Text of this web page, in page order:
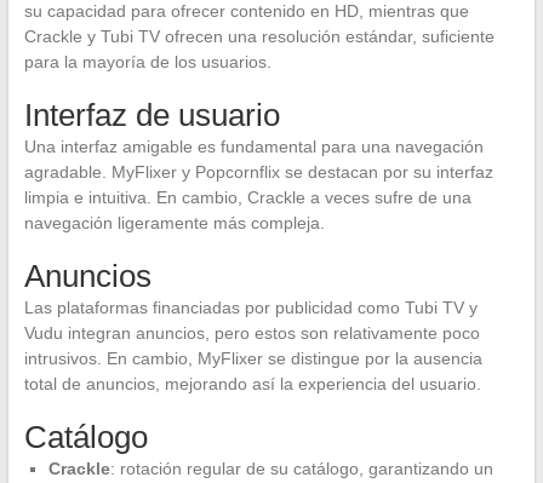
su capacidad para ofrecer contenido en HD, mientras que
Crackle y Tubi TV ofrecen una resolución estándar, suficiente
para la mayoría de los usuarios.
Interfaz de usuario
Una interfaz amigable es fundamental para una navegación
agradable. MyFlixer y Popcornflix se destacan por su interfaz
limpia e intuitiva. En cambio, Crackle a veces sufre de una
navegación ligeramente más compleja.
Anuncios
Las plataformas financiadas por publicidad como Tubi TV y
Vudu integran anuncios, pero estos son relativamente poco
intrusivos. En cambio, MyFlixer se distingue por la ausencia
total de anuncios, mejorando así la experiencia del usuario.
Catálogo
Crackle: rotación regular de su catálogo, garantizando un